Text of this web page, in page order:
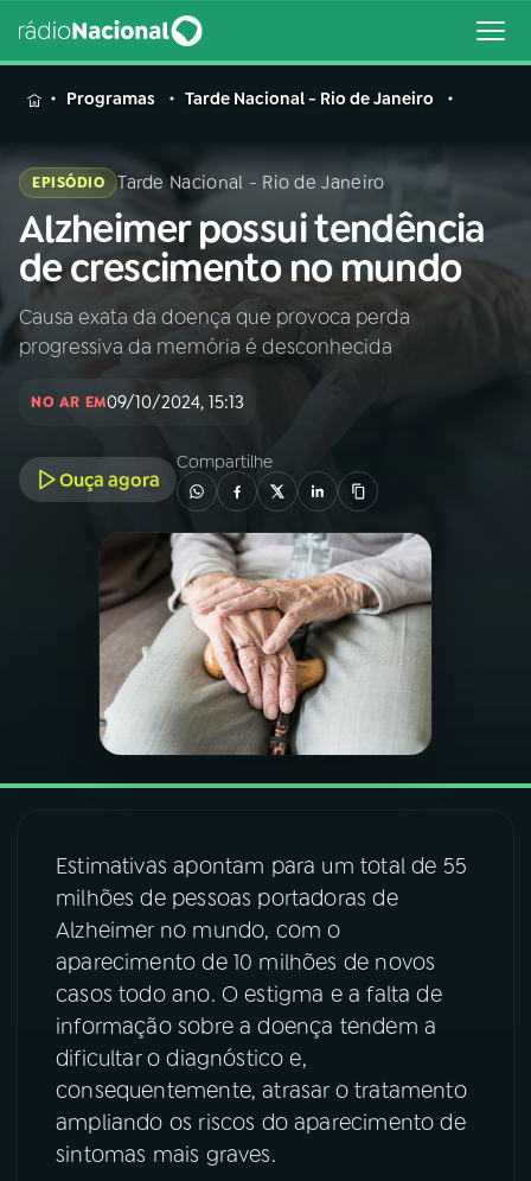
MENU
Buscar
na
Rádio
Nacional
Buscar
AO VIVO
PROGRAMAÇÃO
PROGRAMAS
PODCASTS
07ÚLTIMAS
FESTIVAL DE MÚSICA
ACOMPANHE A RÁDIO NACIONAL
YouTube
Instagram
Programas Tarde Nacional - Rio de Janeiro
EPISÓDIO Tarde Nacional - Rio de Janeiro
Alzheimer possui tendência
de crescimento no mundo
Causa exata da doença que provoca perda
progressiva da memória é desconhecida
NO AR EM09/10/2024, 15:13
Ouça agora
Compartilhe
Estimativas apontam para um total de 55
milhões de pessoas portadoras de
Alzheimer no mundo, com o
aparecimento de 10 milhões de novos
casos todo ano. O estigma e a falta de
informação sobre a doença tendem a
dificultar o diagnóstico e,
consequentemente, atrasar o tratamento
ampliando os riscos do aparecimento de
sintomas mais graves.